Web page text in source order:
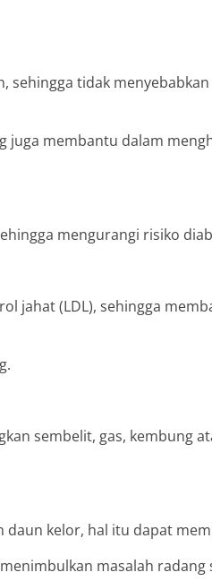
tidak
juga membantu dalam
mengurangi risiko
jahat (LDL), sehingga
sembelit, gas, kembung
daun kelor, hal itu dapat
masalah radang